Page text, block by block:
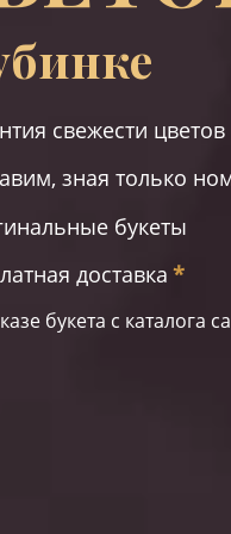
свежести цветов
зная только
букеты
доставка *
букета с каталога